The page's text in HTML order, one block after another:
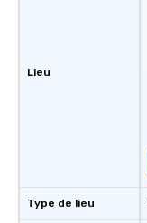
Lieu
Type de lieu